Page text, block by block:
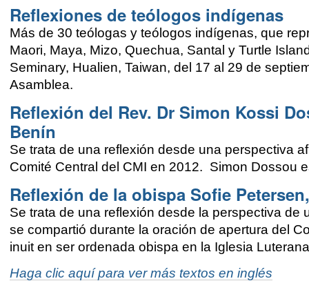
Reflexiones de teólogos indígenas
Más de 30 teólogas y teólogos indígenas, que
Maori, Maya, Mizo, Quechua, Santal y Turtle
Seminary, Hualien, Taiwan, del 17 al 29 de
Asamblea.
Reflexión del Rev. Dr Simon Kossi
Benín
Se trata de una reflexión desde una perspectiva
Comité Central del CMI en 2012. Simon Dossou
Reflexión de la obispa Sofie
Se trata de una reflexión desde la perspectiva
se compartió durante la oración de apertura del
inuit en ser ordenada obispa en la Iglesia
Haga clic aquí para ver más textos en inglés